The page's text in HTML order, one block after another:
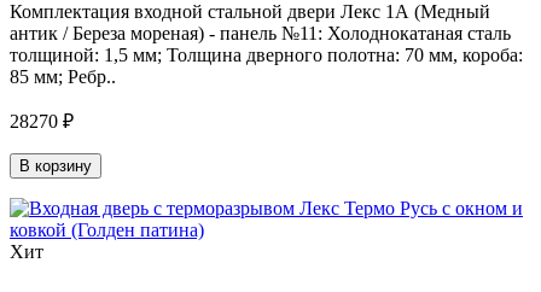
Комплектация входной стальной двери Лекс 1А (Медный
антик / Береза мореная) - панель №11: Холоднокатаная сталь
толщиной: 1,5 мм; Толщина дверного полотна: 70 мм, короба:
85 мм; Ребр..
28270 ₽
В корзину
Хит